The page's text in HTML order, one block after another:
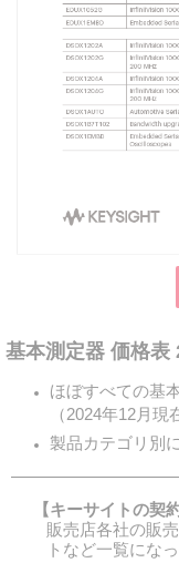
基本測定器 価格表
ほぼすべての基
（2024年12月現
製品カテゴリ別
【キーサイトの契
販売店各社の販
トなど一覧にな